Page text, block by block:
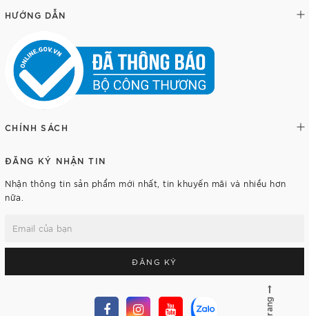
HƯỚNG DẪN
CHÍNH SÁCH
ĐĂNG KÝ NHẬN TIN
Nhận thông tin sản phẩm mới nhất, tin khuyến mãi và nhiều hơn
nữa.
ĐĂNG KÝ